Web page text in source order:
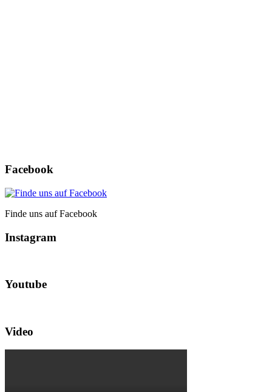
Facebook
Finde uns auf Facebook
Instagram
Youtube
Video